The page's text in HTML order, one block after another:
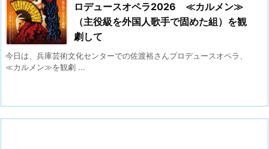
ロデュースオペラ2026 ≪カルメン≫
（主役級を外国人歌手で固めた組）を観
劇して
今日は、兵庫芸術文化センターでの佐渡裕さんプロデュースオペラ、
≪カルメン≫を観劇 ...